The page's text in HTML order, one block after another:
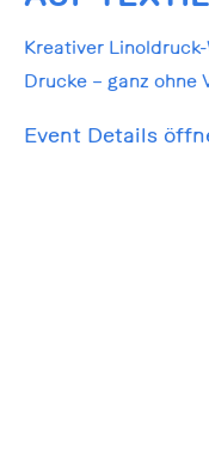
Kreativer
Drucke – ganz ohne
Event Details